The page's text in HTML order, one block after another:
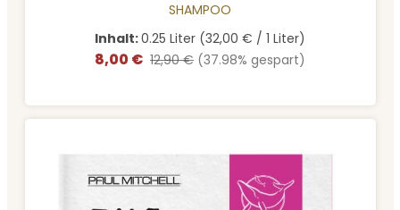
SHAMPOO
Inhalt:0.25 Liter (32,00 € / 1 Liter)
Verkaufspreis:
8,00 € Regulärer Preis:
12,90 € (37.98% gespart)